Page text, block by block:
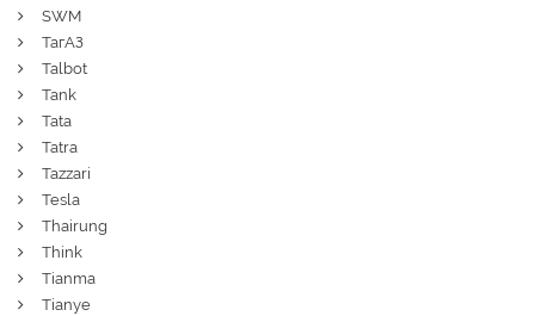
SWM
ТагАЗ
Talbot
Tank
Tata
Tatra
Tazzari
Tesla
Thairung
Think
Tianma
Tianye